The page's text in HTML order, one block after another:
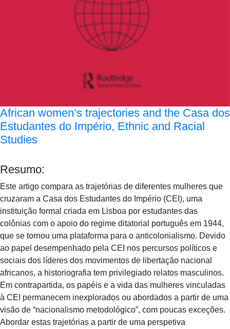
African women’s trajectories and the Casa dos
Estudantes do Império, Ethnic and Racial
Studies
Resumo:
Este artigo compara as trajetórias de diferentes mulheres que
cruzaram a Casa dos Estudantes do Império (CEI), uma
instituição formal criada em Lisboa por estudantes das
colônias com o apoio do regime ditatorial português em 1944,
que se tornou uma plataforma para o anticolonialismo. Devido
ao papel desempenhado pela CEI nos percursos políticos e
sociais dos líderes dos movimentos de libertação nacional
africanos, a historiografia tem privilegiado relatos masculinos.
Em contrapartida, os papéis e a vida das mulheres vinculadas
à CEI permanecem inexplorados ou abordados a partir de uma
visão de “nacionalismo metodológico”, com poucas exceções.
Abordar estas trajetórias a partir de uma perspetiva